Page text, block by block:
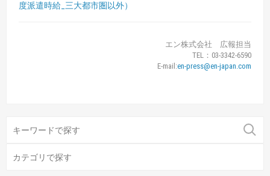
度派遣時給_三大都市圏以外）
エン株式会社 広報担当
TEL：03-3342-6590
E-mail:en-press@en-japan.com